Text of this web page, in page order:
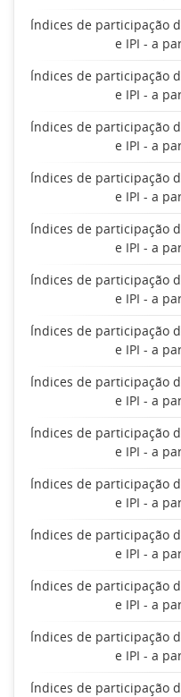
Índices de participação
e IPI - a
Índices de participação
e IPI - a
Índices de participação
e IPI - a
Índices de participação
e IPI - a
Índices de participação
e IPI - a
Índices de participação
e IPI - a
Índices de participação
e IPI - a
Índices de participação
e IPI - a
Índices de participação
e IPI - a
Índices de participação
e IPI - a
Índices de participação
e IPI - a
Índices de participação
e IPI - a
Índices de participação
e IPI - a
Índices de participação